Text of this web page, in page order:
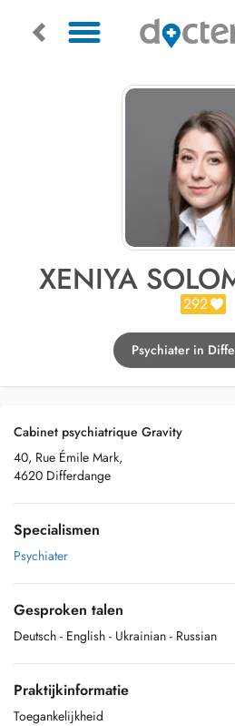
XENIYA
292
Psychiater in
Cabinet psychiatrique Gravity
40, Rue Émile Mark,
4620 Differdange
Specialismen
Psychiater
Gesproken talen
Deutsch - English - Ukrainian - Russian
Praktijkinformatie
Toegankelijkheid